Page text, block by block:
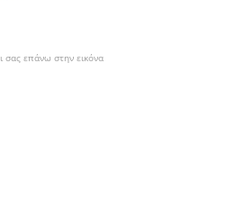
σας επάνω στην εικόνα